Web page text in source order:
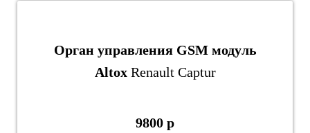
Орган управления GSM модуль
Altox Renault Captur
9800 р